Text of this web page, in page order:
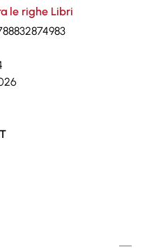
le righe Libri